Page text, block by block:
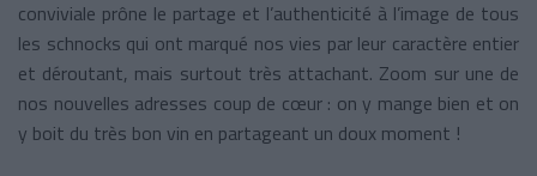
conviviale prône le partage et l’authenticité à l’image de tous
les schnocks qui ont marqué nos vies par leur caractère entier
et déroutant, mais surtout très attachant. Zoom sur une de
nos nouvelles adresses coup de cœur : on y mange bien et on
y boit du très bon vin en partageant un doux moment !